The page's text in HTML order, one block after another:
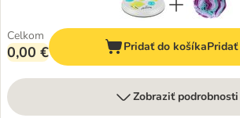
Celkom
0,00 € Pridať do košíka
Zobraziť podrobnosti